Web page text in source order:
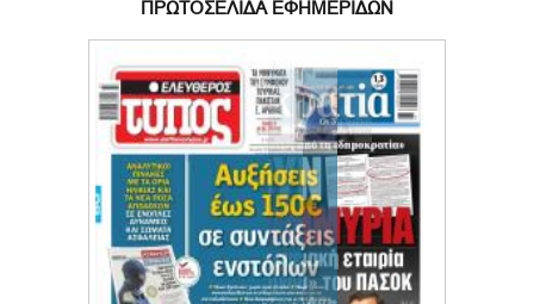
ΠΡΩΤΟΣΕΛΙΔΑ ΕΦΗΜΕΡΙΔΩΝ